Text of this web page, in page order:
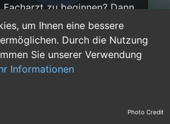
um Ihnen eine bessere
Durch die Nutzung
Sie unserer Verwendung
Informationen
zu beginnen? Dann
arzt.comgenau richtig!
Stellenangebote für
Fachrichtungen – von der
die Chirurgie bis hin zur
und finde die
Praxis für deinen nächstenPhoto Credit